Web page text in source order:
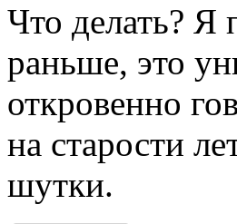
Что делать? Я
раньше, это
откровенно
на старости
шутки.